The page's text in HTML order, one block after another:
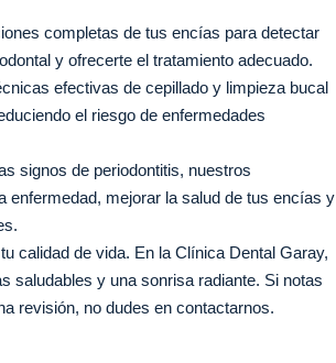
completas de tus encías para detectar
y ofrecerte el tratamiento adecuado.
efectivas de cepillado y limpieza bucal
el riesgo de enfermedades
signos de periodontitis, nuestros
enfermedad, mejorar la salud de tus encías y
calidad de vida. En la Clínica Dental Garay,
saludables y una sonrisa radiante. Si notas
revisión, no dudes en contactarnos.